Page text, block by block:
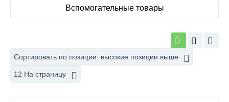
Вспомогательные товары
Сортировать по позиции: высокие позиции выше
12 На страницу